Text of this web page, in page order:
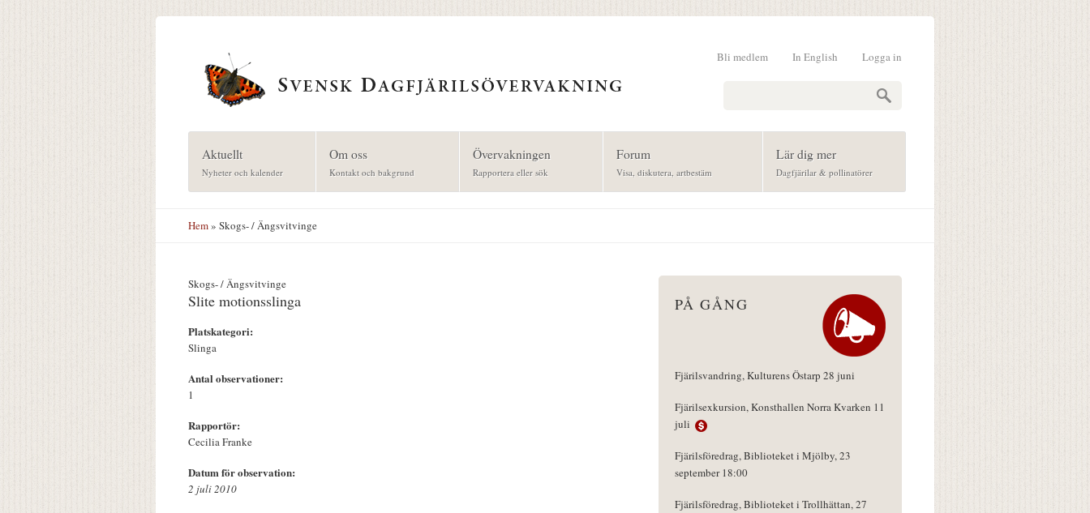
Logga in
In English
Bli medlem
Aktuellt
Nyheter och kalender
Om oss
Kontakt och bakgrund
Övervakningen
Rapportera eller sök
Forum
Visa, diskutera, artbestäm
Lär dig mer
Dagfjärilar & pollinatörer
Hem» Skogs- / Ängsvitvinge
Skogs- / Ängsvitvinge
Slite motionsslinga
Platskategori:
Slinga
Antal observationer:
1
Rapportör:
Cecilia Franke
Datum för observation:
2 juli 2010
PÅ GÅNG
Fjärilsvandring, Kulturens Östarp 28 juni
Fjärilsexkursion, Konsthallen Norra Kvarken 11
juli
Fjärilsföredrag, Biblioteket i Mjölby, 23
september 18:00
Fjärilsföredrag, Biblioteket i Trollhättan, 27